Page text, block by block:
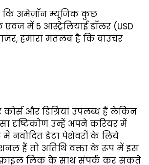
कि अमेज़ॉन म्यूजिक कुछ
में 5 आस्ट्रेलियाई डॉलर (USD
हमारा मतलब है कि वाउचर
और डिग्रियां उपलब्ध हैं लेकिन
दृष्टिकोण उन्हें अपने करियर में
नवोदित डेटा पेशेवरों के लिये
हैं तो अतिथि वक्ता के रूप में इस
लिंक के साथ संपर्क कर सकते